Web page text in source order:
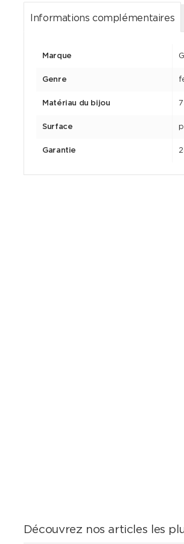
Informations complémentaires
Marque
Genre
Matériau du bijou
Surface
Garantie
Découvrez nos articles les